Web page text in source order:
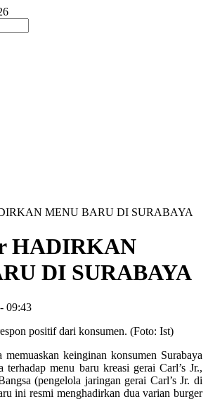
MENU BARU DI SURABAYA
HADIRKAN
DI SURABAYA
- 09:43
keinginan konsumen Surabaya
terhadap menu baru kreasi gerai Carl’s Jr.,
(pengelola jaringan gerai Carl’s Jr. di
ini resmi menghadirkan dua varian burger